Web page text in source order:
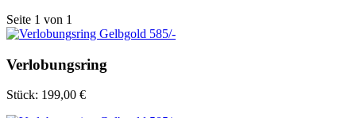
Seite 1 von 1
Verlobungsring
Stück: 199,00 €